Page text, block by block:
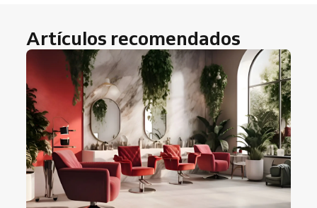
Artículos recomendados